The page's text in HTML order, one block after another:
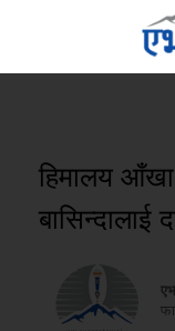
हिमालय
बासिन्दालाई